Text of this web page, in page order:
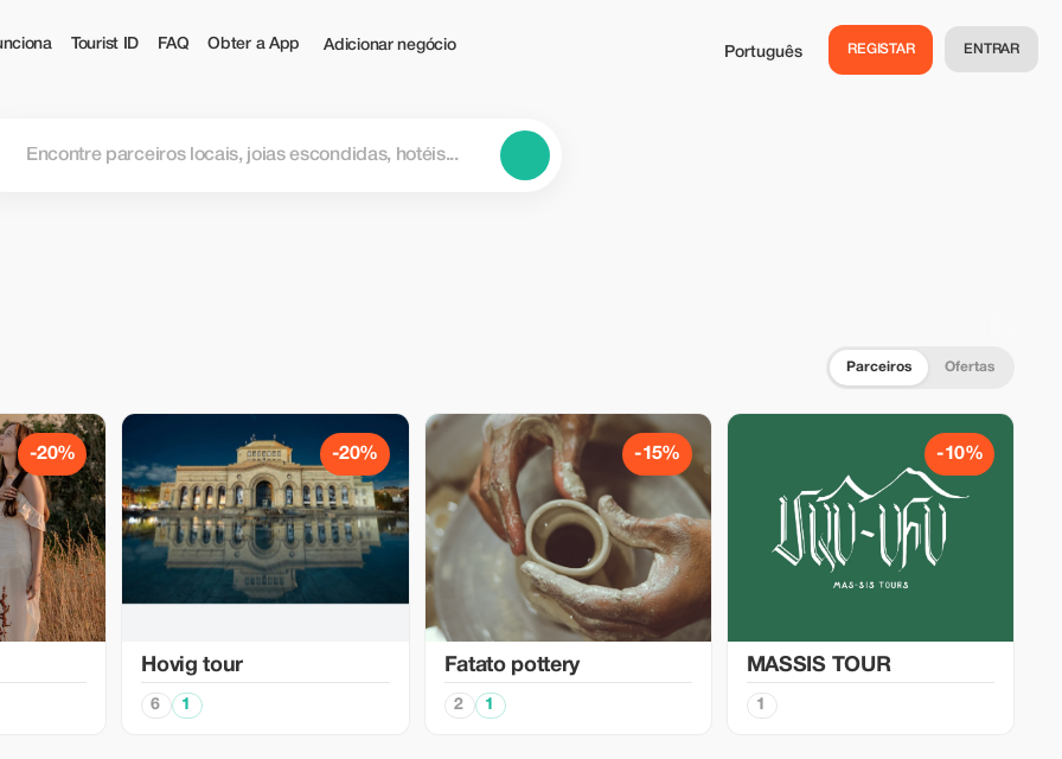
Tourist ID FAQ Obter a App Adicionar negócio Português REGISTAR ENTRAR
Parceiros Ofertas
-20% -20%
Hovig tour
6 1
-15%
Fatato pottery
2 1
-10%
MASSIS TOUR
1